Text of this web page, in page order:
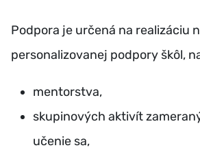
Podpora je určená na realizáciu
personalizovanej podpory škôl,
mentorstva,
skupinových aktivít
učenie sa,